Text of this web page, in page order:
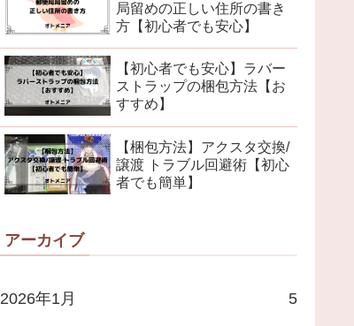
局留めの正しい住所の書き
方【初心者でも安心】
【初心者でも安心】ラバー
ストラップの梱包方法【お
すすめ】
【梱包方法】アクスタ交換/
譲渡 トラブル回避術【初心
者でも簡単】
アーカイブ
2026年1月 5